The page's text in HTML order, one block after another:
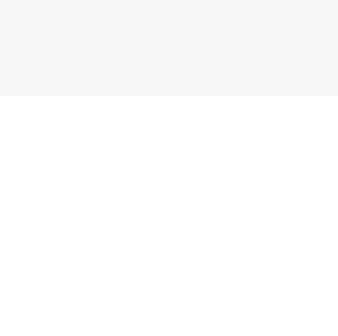
hat, aber der hauptpunkt bin
bedürfnis und wann ist es ein